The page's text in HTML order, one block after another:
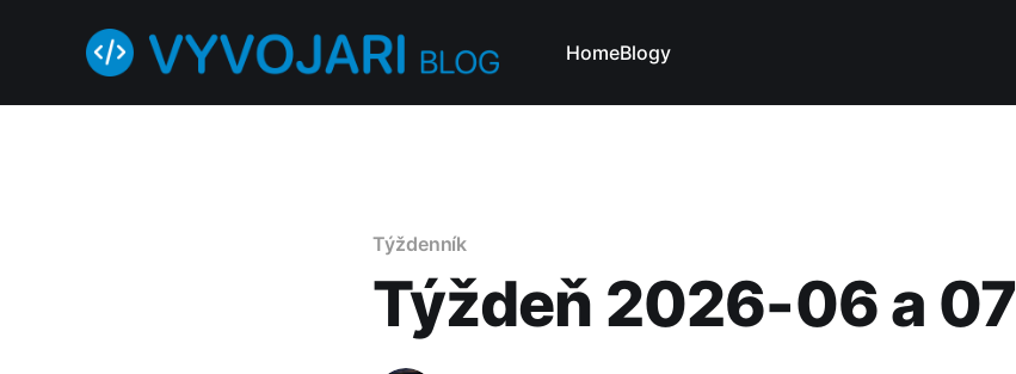
HomeBlogy
Týždenník
Týždeň 2026-06 a 07